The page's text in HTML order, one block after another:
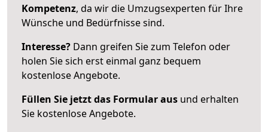
Kompetenz, da wir die Umzugsexperten für Ihre
Wünsche und Bedürfnisse sind.
Interesse? Dann greifen Sie zum Telefon oder
holen Sie sich erst einmal ganz bequem
kostenlose Angebote.
Füllen Sie jetzt das Formular aus und erhalten
Sie kostenlose Angebote.